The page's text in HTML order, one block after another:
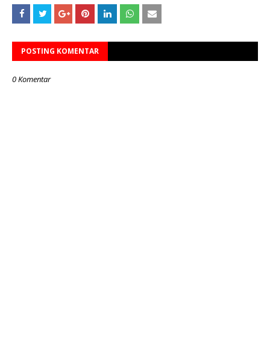
POSTING KOMENTAR
0 Komentar